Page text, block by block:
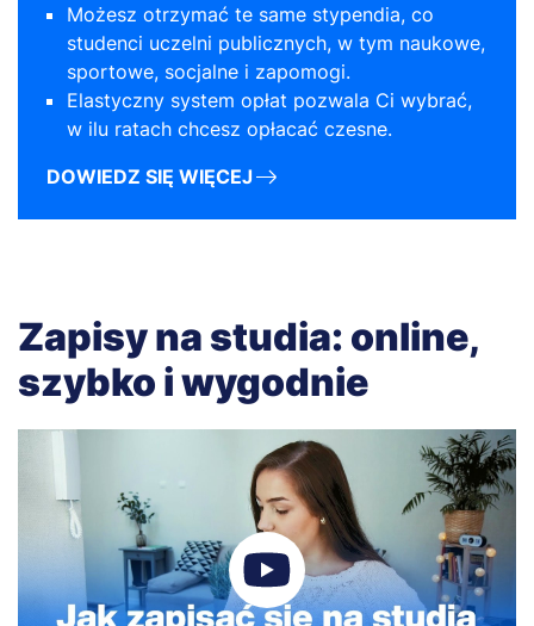
Możesz otrzymać te same stypendia, co
studenci uczelni publicznych, w tym naukowe,
sportowe, socjalne i zapomogi.
Elastyczny system opłat pozwala Ci wybrać,
w ilu ratach chcesz opłacać czesne.
DOWIEDZ SIĘ WIĘCEJ
Zapisy na studia: online,
szybko i wygodnie